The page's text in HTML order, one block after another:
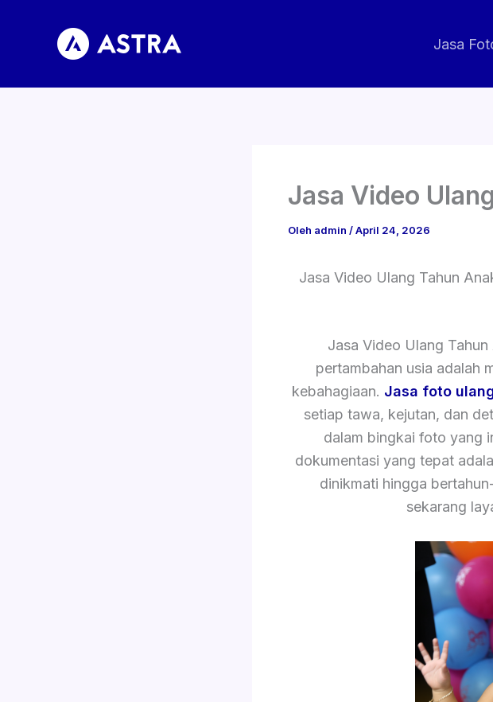
Jasa
Jasa Video
Oleh admin /April 24, 2026
Jasa Video Ulang Tahun
Jasa Video Ulang
pertambahan usia adalah
kebahagiaan. Jasa foto
setiap tawa, kejutan, dan
dalam bingkai foto yang
dokumentasi yang tepat
dinikmati hingga
sekarang